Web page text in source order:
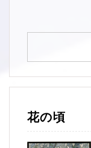
花の頃